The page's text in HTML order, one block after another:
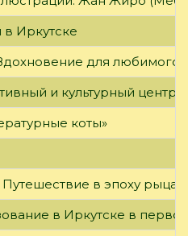
Иркутске
для любимого
и культурный центр
коты»
в эпоху
в Иркутске в